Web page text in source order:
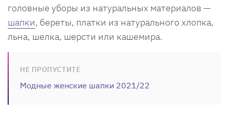
головные уборы из натуральных материалов —
шапки, береты, платки из натурального хлопка,
льна, шелка, шерсти или кашемира.
НЕ ПРОПУСТИТЕ
Модные женские шапки 2021/22